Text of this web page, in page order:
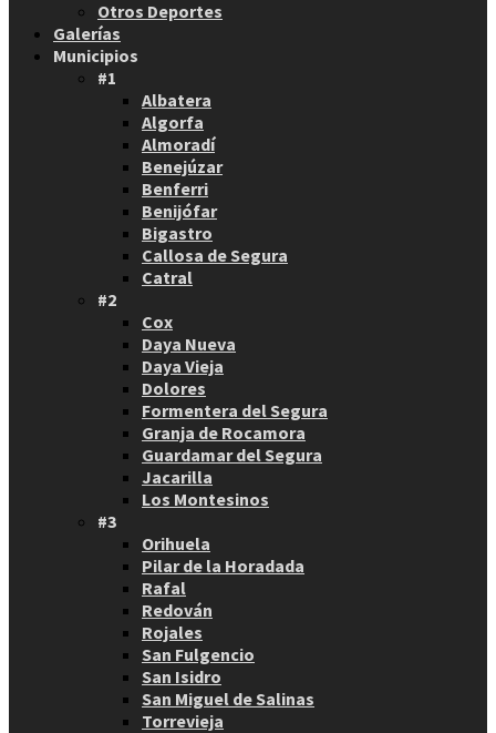
Otros Deportes
Galerías
Municipios
#1
Albatera
Algorfa
Almoradí
Benejúzar
Benferri
Benijófar
Bigastro
Callosa de Segura
Catral
#2
Cox
Daya Nueva
Daya Vieja
Dolores
Formentera del Segura
Granja de Rocamora
Guardamar del Segura
Jacarilla
Los Montesinos
#3
Orihuela
Pilar de la Horadada
Rafal
Redován
Rojales
San Fulgencio
San Isidro
San Miguel de Salinas
Torrevieja